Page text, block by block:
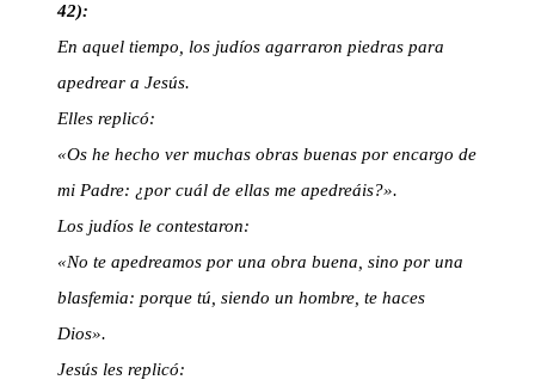
42):
En aquel tiempo, los judíos agarraron piedras para
apedrear a Jesús.
Elles replicó:
«Os he hecho ver muchas obras buenas por encargo de
mi Padre: ¿por cuál de ellas me apedreáis?».
Los judíos le contestaron:
«No te apedreamos por una obra buena, sino por una
blasfemia: porque tú, siendo un hombre, te haces
Dios».
Jesús les replicó: